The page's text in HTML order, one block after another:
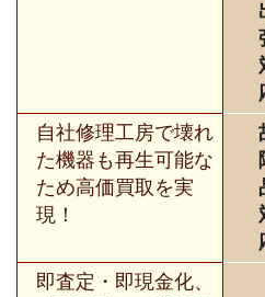
自社修理工房で壊れ
た機器も再生可能な
ため高価買取を実
現！
即査定・即現金化、